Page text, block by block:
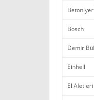
Bosch
Demir
Einhell
El Aletleri